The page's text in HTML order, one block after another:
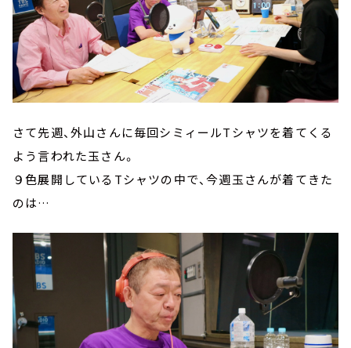
さて先週、外山さんに毎回シミィールTシャツを着てくる
よう言われた玉さん。
９色展開しているTシャツの中で、今週玉さんが着てきた
のは…